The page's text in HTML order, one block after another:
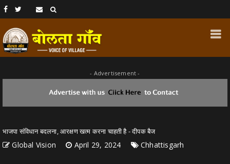
- Advertisement -
भाजपा संविधान बदलना, आरक्षण खत्म करना चाहती है - दीपक बैज
Global Vision April 29, 2024 Chhattisgarh